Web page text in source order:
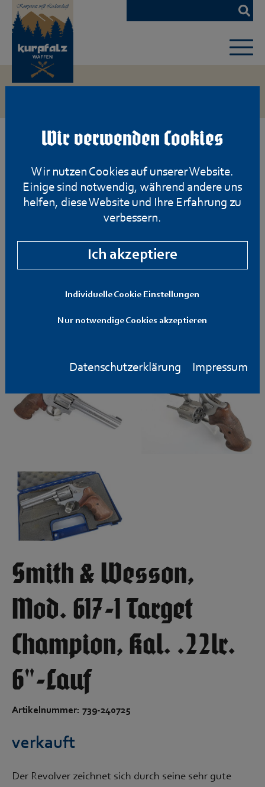
Wir verwenden Cookies
Wir nutzen Cookies auf unserer Website.
Einige sind notwendig, während andere uns
helfen, diese Website und Ihre Erfahrung zu
verbessern.
Ich akzeptiere
Individuelle Cookie Einstellungen
Nur notwendige Cookies akzeptieren
Datenschutzerklärung Impressum
Zum
Hauptinhalt
springen
Smith & Wesson,
Mod. 617-1 Target
Champion, Kal. .22lr.
6"-Lauf
Artikelnummer: 739-240725
verkauft
Der Revolver zeichnet sich durch seine sehr gute